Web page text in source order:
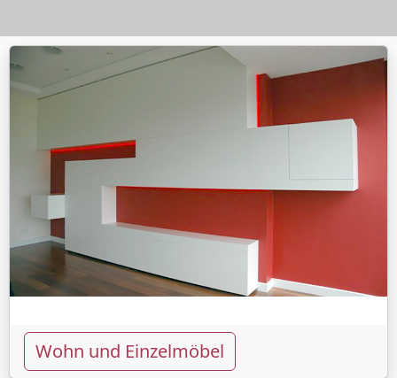
Wohn und Einzelmöbel